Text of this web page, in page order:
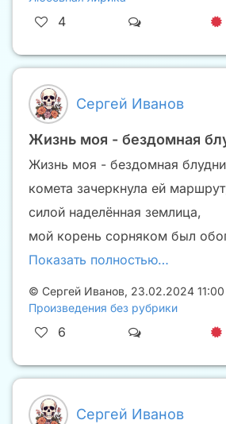
4
Сергей Иванов
Жизнь моя - бездомная
Жизнь моя - бездомная
комета зачеркнула ей
силой наделённая землица,
мой корень сорняком был
Показать полностью…
© Сергей Иванов, 23.02.2024 11:00
Произведения без рубрики
6
Сергей Иванов